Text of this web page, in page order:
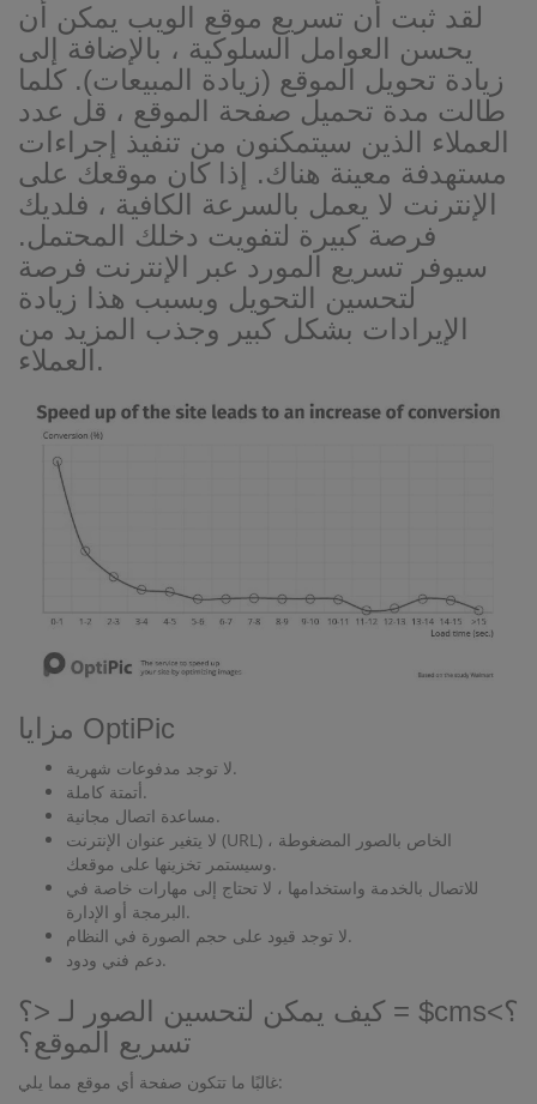
لقد ثبت أن تسريع موقع الويب يمكن أن
يحسن العوامل السلوكية ، بالإضافة إلى
زيادة تحويل الموقع (زيادة المبيعات). كلما
طالت مدة تحميل صفحة الموقع ، قل عدد
العملاء الذين سيتمكنون من تنفيذ إجراءات
مستهدفة معينة هناك. إذا كان موقعك على
الإنترنت لا يعمل بالسرعة الكافية ، فلديك
فرصة كبيرة لتفويت دخلك المحتمل.
سيوفر تسريع المورد عبر الإنترنت فرصة
لتحسين التحويل وبسبب هذا زيادة
الإيرادات بشكل كبير وجذب المزيد من
العملاء.
مزايا OptiPic
لا توجد مدفوعات شهرية.
أتمتة كاملة.
مساعدة اتصال مجانية.
لا يتغير عنوان الإنترنت (URL) الخاص بالصور المضغوطة ،
وسيستمر تخزينها على موقعك.
للاتصال بالخدمة واستخدامها ، لا تحتاج إلى مهارات خاصة في
البرمجة أو الإدارة.
لا توجد قيود على حجم الصورة في النظام.
دعم فني ودود.
كيف يمكن لتحسين الصور لـ <؟ = $cms؟>
تسريع الموقع؟
غالبًا ما تتكون صفحة أي موقع مما يلي: